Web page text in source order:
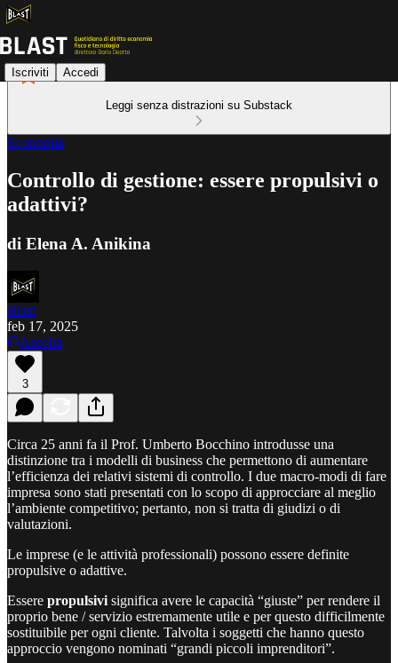
Iscriviti Accedi
Leggi senza distrazioni su Substack
Economia
Controllo di gestione: essere propulsivi o
adattivi?
di Elena A. Anikina
Blast
feb 17, 2025
Ascolta
3
Circa 25 anni fa il Prof. Umberto Bocchino introdusse una
distinzione tra i modelli di business che permettono di aumentare
l’efficienza dei relativi sistemi di controllo. I due macro-modi di fare
impresa sono stati presentati con lo scopo di approcciare al meglio
l’ambiente competitivo; pertanto, non si tratta di giudizi o di
valutazioni.
Le imprese (e le attività professionali) possono essere definite
propulsive o adattive.
Essere propulsivi significa avere le capacità “giuste” per rendere il
proprio bene / servizio estremamente utile e per questo difficilmente
sostituibile per ogni cliente. Talvolta i soggetti che hanno questo
approccio vengono nominati “grandi piccoli imprenditori”.